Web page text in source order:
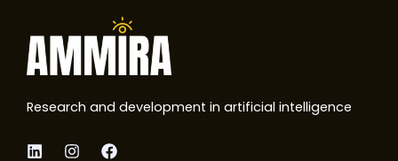
Research and development in artificial intelligence